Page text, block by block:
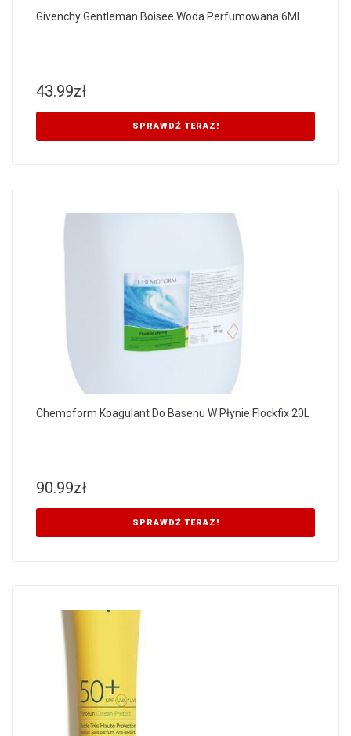
Givenchy Gentleman Boisee Woda Perfumowana 6Ml
43.99zł
SPRAWDŹ TERAZ!
Chemoform Koagulant Do Basenu W Płynie Flockfix 20L
90.99zł
SPRAWDŹ TERAZ!